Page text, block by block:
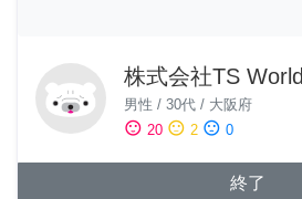
株式会社TS World
男性 / 30代 / 大阪府
sentiment_satisfied 20 sentiment_neutral 2 sentiment_dissatisfied 0
終了